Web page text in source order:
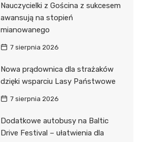
Nauczycielki z Gościna z sukcesem
awansują na stopień
mianowanego
7 sierpnia 2026
Nowa prądownica dla strażaków
dzięki wsparciu Lasy Państwowe
7 sierpnia 2026
Dodatkowe autobusy na Baltic
Drive Festival – ułatwienia dla